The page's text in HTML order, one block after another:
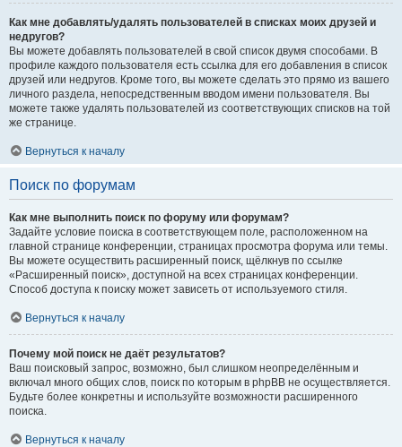
Как мне добавлять/удалять пользователей в списках моих друзей и
недругов?
Вы можете добавлять пользователей в свой список двумя способами. В
профиле каждого пользователя есть ссылка для его добавления в список
друзей или недругов. Кроме того, вы можете сделать это прямо из вашего
личного раздела, непосредственным вводом имени пользователя. Вы
можете также удалять пользователей из соответствующих списков на той
же странице.
Вернуться к началу
Поиск по форумам
Как мне выполнить поиск по форуму или форумам?
Задайте условие поиска в соответствующем поле, расположенном на
главной странице конференции, страницах просмотра форума или темы.
Вы можете осуществить расширенный поиск, щёлкнув по ссылке
«Расширенный поиск», доступной на всех страницах конференции.
Способ доступа к поиску может зависеть от используемого стиля.
Вернуться к началу
Почему мой поиск не даёт результатов?
Ваш поисковый запрос, возможно, был слишком неопределённым и
включал много общих слов, поиск по которым в phpBB не осуществляется.
Будьте более конкретны и используйте возможности расширенного
поиска.
Вернуться к началу